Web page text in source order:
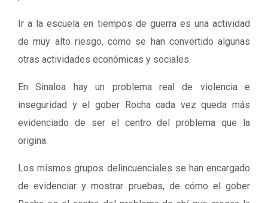
Ir a la escuela en tiempos de guerra es una actividad
de muy alto riesgo, como se han convertido algunas
otras actividades económicas y sociales.
En Sinaloa hay un problema real de violencia e
inseguridad y el gober Rocha cada vez queda más
evidenciado de ser el centro del problema que la
origina.
Los mismos grupos delincuenciales se han encargado
de evidenciar y mostrar pruebas, de cómo el gober